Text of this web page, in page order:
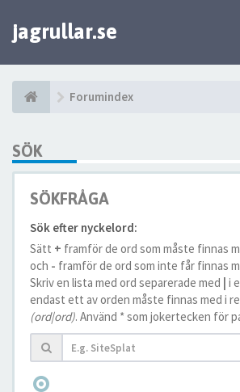
jagrullar.se
Forumindex
SÖK
SÖKFRÅGA
Sök efter nyckelord:
Sätt + framför de ord som måste finnas
och - framför de ord som inte får finnas
Skriv en lista med ord separerade med | i
endast ett av orden måste finnas med i
(ord|ord). Använd * som jokertecken för